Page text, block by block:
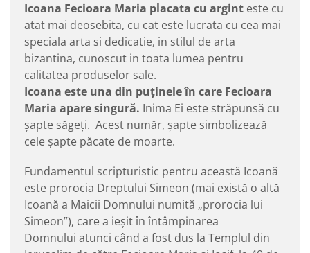
Icoana Fecioara Maria placata cu argint este cu
atat mai deosebita, cu cat este lucrata cu cea mai
speciala arta si dedicatie, in stilul de arta
bizantina, cunoscut in toata lumea pentru
calitatea produselor sale.
Icoana este una din puținele în care Fecioara
Maria apare singură. Inima Ei este străpunsă cu
șapte săgeți. Acest număr, șapte simbolizează
cele șapte păcate de moarte.
Fundamentul scripturistic pentru această Icoană
este prorocia Dreptului Simeon (mai există o altă
Icoană a Maicii Domnului numită „prorocia lui
Simeon”), care a ieșit în întâmpinarea
Domnului atunci când a fost dus la Templul din